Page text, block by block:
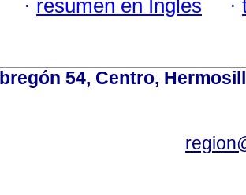
· resumen en Inglés ·
54, Centro,